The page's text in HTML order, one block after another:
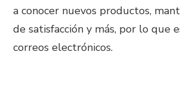
a conocer nuevos productos,
de satisfacción y más, por lo que
correos electrónicos.